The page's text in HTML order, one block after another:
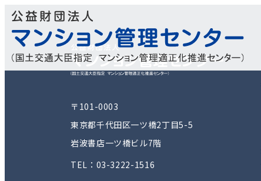
〒101-0003
東京都千代田区一ツ橋2丁目5-5
岩波書店一ツ橋ビル7階
TEL：03-3222-1516